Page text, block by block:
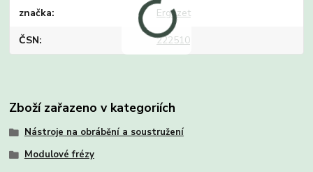
značka Ergozet
ČSN 222510
Zboží zařazeno v kategoriích
Nástroje na obrábění a soustružení
Modulové frézy